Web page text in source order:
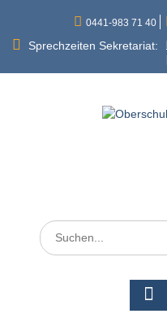
content
0441-983 71 40
Sprechzeiten Sekretariat:
Search
for: